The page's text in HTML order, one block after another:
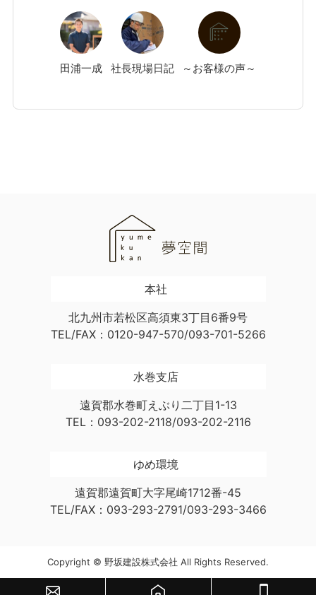
田浦一成 社長現場日記 ～お客様の声～
本社
北九州市若松区高須東3丁目6番9号
TEL/FAX：0120-947-570/093-701-5266
水巻支店
遠賀郡水巻町えぶり二丁目1-13
TEL：093-202-2118/093-202-2116
ゆめ環境
遠賀郡遠賀町大字尾崎1712番-45
TEL/FAX：093-293-2791/093-293-3466
Copyright © 野坂建設株式会社 All Rights Reserved.